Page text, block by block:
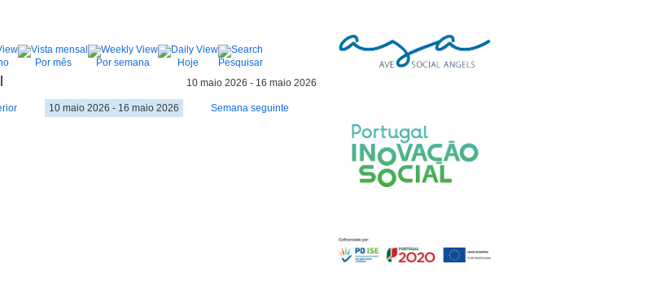
Por mês Por semana Hoje Pesquisar
10 maio 2026 - 16 maio 2026
10 maio 2026 - 16 maio 2026
Semana seguinte